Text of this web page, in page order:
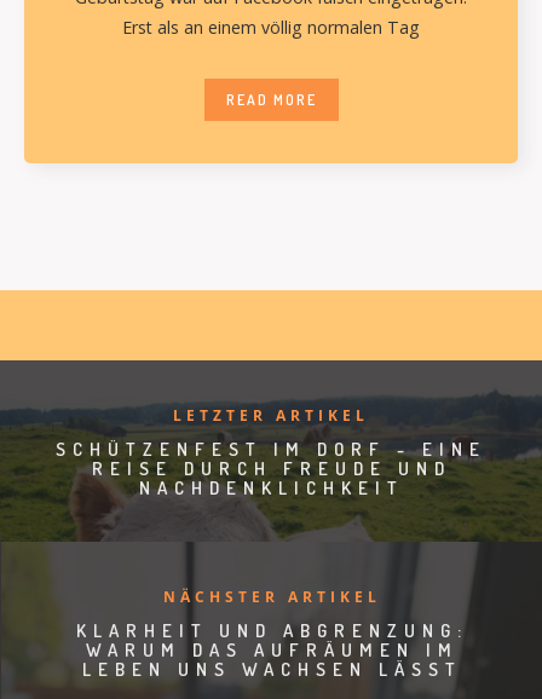
Erst als an einem völlig normalen Tag
READ MORE
LETZTER ARTIKEL
SCHÜTZENFEST IM DORF - EINE
REISE DURCH FREUDE UND
NACHDENKLICHKEIT
NÄCHSTER ARTIKEL
KLARHEIT UND ABGRENZUNG:
WARUM DAS AUFRÄUMEN IM
LEBEN UNS WACHSEN LÄSST